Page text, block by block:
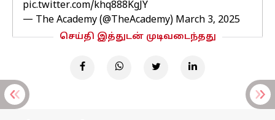
pic.twitter.com/khq888KgJY
— The Academy (@TheAcademy) March 3, 2025
செய்தி இத்துடன் முடிவடைந்தது